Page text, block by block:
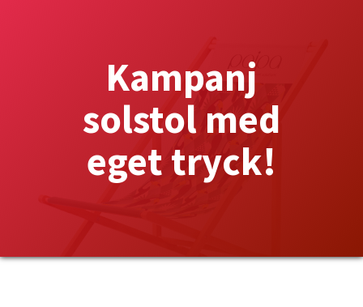
Kampanj
solstol med
eget tryck!